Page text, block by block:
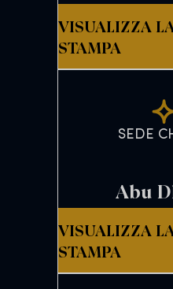
VISUALIZZA
STAMPA
SEDE
Abu
VISUALIZZA
STAMPA